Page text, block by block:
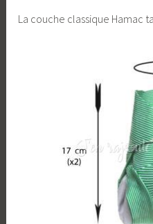
La couche classique Hamac